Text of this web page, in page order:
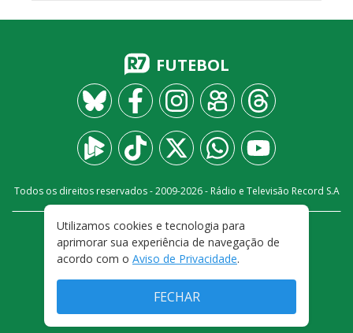
FUTEBOL
Todos os direitos reservados - 2009-2026- Rádio e Televisão Record S.A
FALE CONOSCO
PRIVACIDADE
TERMOS E CONDIÇÕES DE USO
Utilizamos cookies e tecnologia para
aprimorar sua experiência de navegação de
acordo com o Aviso de Privacidade.
FECHAR